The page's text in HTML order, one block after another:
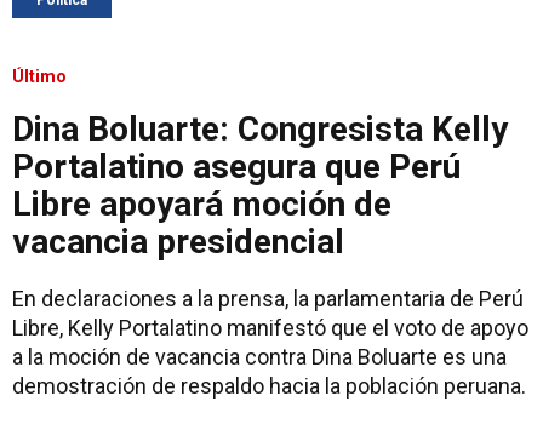
Último
Dina Boluarte: Congresista Kelly
Portalatino asegura que Perú
Libre apoyará moción de
vacancia presidencial
En declaraciones a la prensa, la parlamentaria de Perú
Libre, Kelly Portalatino manifestó que el voto de apoyo
a la moción de vacancia contra Dina Boluarte es una
demostración de respaldo hacia la población peruana.